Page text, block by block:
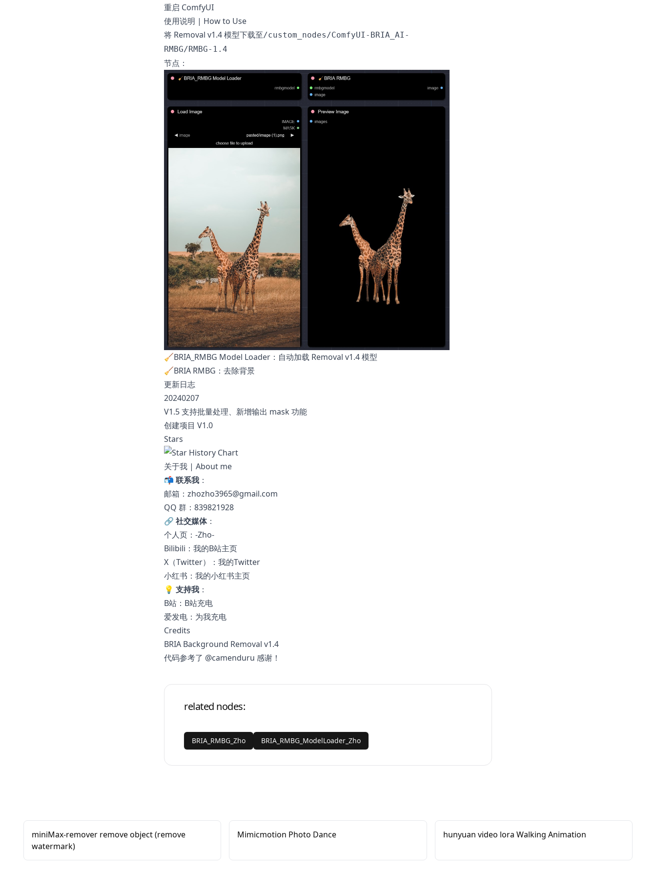
重启 ComfyUI
使用说明 | How to Use
将 Removal v1.4模型下载至/custom_nodes/ComfyUI-BRIA_AI-
RMBG/RMBG-1.4
节点：
🧹BRIA_RMBG Model Loader：自动加载 Removal v1.4 模型
🧹BRIA RMBG：去除背景
更新日志
20240207
V1.5 支持批量处理、新增输出 mask 功能
创建项目 V1.0
Stars
关于我 | About me
📬 联系我 ：
邮箱：zhozho3965@gmail.com
QQ 群：839821928
🔗 社交媒体：
个人页： -Zho-
Bilibili： 我的B站主页
X（Twitter）： 我的Twitter
小红书： 我的小红书主页
💡 支持我 ：
B站： B站充电
爱发电： 为我充电
Credits
BRIA Background Removal v1.4
代码参考了 @camenduru 感谢！
related nodes:
BRIA_RMBG_Zho BRIA_RMBG_ModelLoader_Zho
miniMax-remover remove object (remove
watermark)
Mimicmotion Photo Dance hunyuan video lora Walking Animation